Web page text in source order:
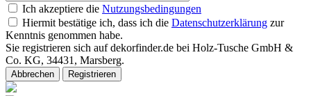
Ich akzeptiere die Nutzungsbedingungen
Hiermit bestätige ich, dass ich die Datenschutzerklärung zur
Kenntnis genommen habe.
Sie registrieren sich auf dekorfinder.de bei Holz-Tusche GmbH &
Co. KG, 34431, Marsberg.
Abbrechen Registrieren